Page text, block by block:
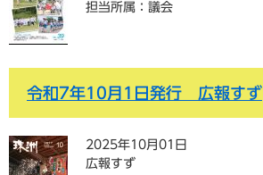
担当所属：議会
令和7年10月1日発行 広報すず
2025年10月01日
広報すず